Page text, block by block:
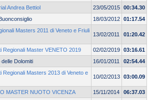
Andrea Bettiol 23/05/2015 00:34.30
18/03/2012 01:17.54
Masters 2011 di Veneto e Friuli
13/02/2011 01:20.42
Regionali Master VENETO 2019 02/02/2019 03:16.61
delle Dolomiti 16/01/2011 02:54.44
Regionali Masters 2013 di Veneto e
10/02/2013 03:00.09
MASTER NUOTO VICENZA 15/11/2014 06:37.03